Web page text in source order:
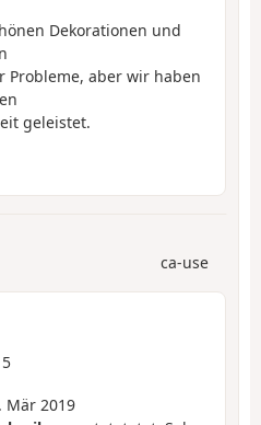
Dekorationen und
Probleme, aber wir haben
geleistet.
ca-use
5
Mär 2019